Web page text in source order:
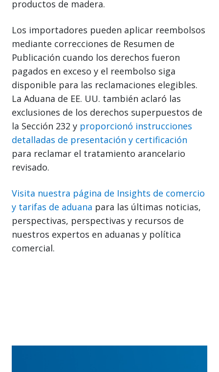
productos de madera.
Los importadores pueden aplicar reembolsos
mediante correcciones de Resumen de
Publicación cuando los derechos fueron
pagados en exceso y el reembolso siga
disponible para las reclamaciones elegibles.
La Aduana de EE. UU. también aclaró las
exclusiones de los derechos superpuestos de
la Sección 232 y proporcionó instrucciones
detalladas de presentación y certificación
para reclamar el tratamiento arancelario
revisado.
Visita nuestra página de Insights de comercio
y tarifas de aduana para las últimas noticias,
perspectivas, perspectivas y recursos de
nuestros expertos en aduanas y política
comercial.